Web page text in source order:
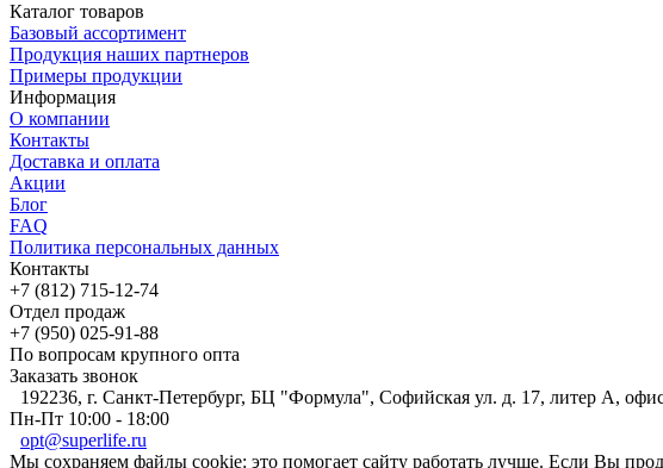
Каталог товаров
Базовый ассортимент
Продукция наших партнеров
Примеры продукции
Информация
О компании
Контакты
Доставка и оплата
Акции
Блог
FAQ
Политика персональных данных
Контакты
+7 (812) 715-12-74
Отдел продаж
+7 (950) 025-91-88
По вопросам крупного опта
Заказать звонок
192236, г. Санкт-Петербург, БЦ "Формула", Софийская ул. д. 17, литер А,
Пн-Пт 10:00 - 18:00
opt@superlife.ru
Мы сохраняем файлы cookie: это помогает сайту работать лучше. Если Вы